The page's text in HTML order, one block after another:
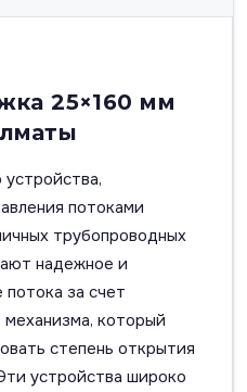
25×160 мм
потоками
трубопроводных
надежное и
за счет
механизма, который
степень открытия
устройства широко